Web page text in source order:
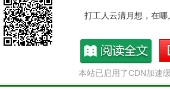
打工人云清月想，在哪
于是，她进入了末世世
搭子了。
她对工作搭子只有三
末世反派是我的工作
搭子最新章节
末
搭
本站已启用了CDN加速